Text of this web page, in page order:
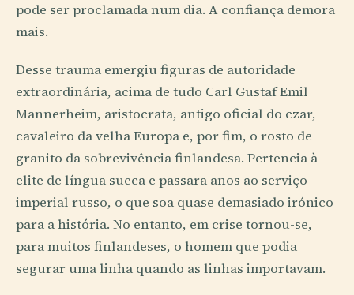
pode ser proclamada num dia. A confiança demora
mais.
Desse trauma emergiu figuras de autoridade
extraordinária, acima de tudo Carl Gustaf Emil
Mannerheim, aristocrata, antigo oficial do czar,
cavaleiro da velha Europa e, por fim, o rosto de
granito da sobrevivência finlandesa. Pertencia à
elite de língua sueca e passara anos ao serviço
imperial russo, o que soa quase demasiado irónico
para a história. No entanto, em crise tornou-se,
para muitos finlandeses, o homem que podia
segurar uma linha quando as linhas importavam.